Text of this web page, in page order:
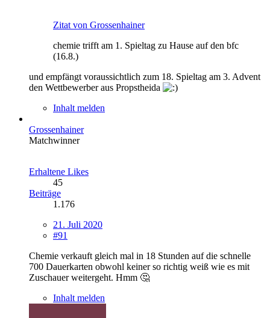
Zitat von Grossenhainer
chemie trifft am 1. Spieltag zu Hause auf den bfc
(16.8.)
und empfängt voraussichtlich zum 18. Spieltag am 3. Advent
den Wettbewerber aus Propstheida
Inhalt melden
Grossenhainer
Matchwinner
Erhaltene Likes
45
Beiträge
1.176
21. Juli 2020
#91
Chemie verkauft gleich mal in 18 Stunden auf die schnelle
700 Dauerkarten obwohl keiner so richtig weiß wie es mit
Zuschauer weitergeht. Hmm 🤔
Inhalt melden